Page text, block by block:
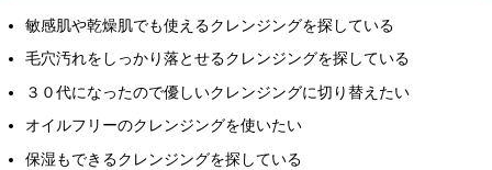
敏感肌や乾燥肌でも使えるクレンジングを探している
毛穴汚れをしっかり落とせるクレンジングを探している
３０代になったので優しいクレンジングに切り替えたい
オイルフリーのクレンジングを使いたい
保湿もできるクレンジングを探している